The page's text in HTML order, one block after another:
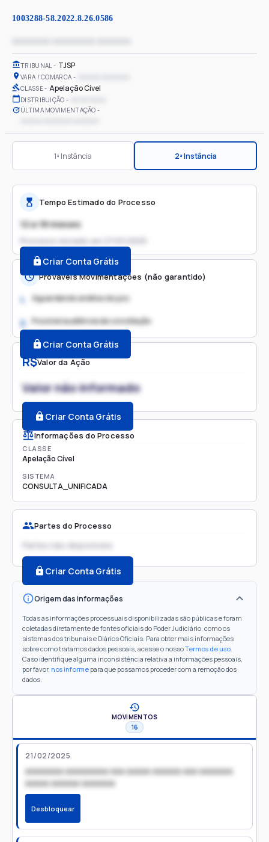
1003288-58.2022.8.26.0586
TRIBUNAL TJSP
VARA / COMARCA
CLASSE Apelação Cível
DISTRIBUIÇÃO
ÚLTIMA MOVIMENTAÇÃO
1ª Instância 2ª Instância
R$Valor da Ação
Valor não informado
Criar Conta Grátis
Informações do Processo
CLASSE
Apelação Cível
SISTEMA
CONSULTA_UNIFICADA
Partes do Processo
Partes não disponíveis
Criar Conta Grátis
Origem das informações
Todas as informações processuais disponibilizadas são públicas e foram
coletadas diretamente de fontes oficiais do Poder Judiciário, como os
sistemas dos tribunais e Diários Oficiais. Para obter mais informações
sobre como tratamos dados pessoais, acesse o nossoTermos de uso.
Caso identifique alguma inconsistência relativa a informações pessoais,
por favor, nos informe para que possamos proceder com a remoção dos
dados.
Tempo Estimado do Processo
12 a 18 meses
Processo iniciado em
Criar Conta Grátis
Prováveis Movimentações (não garantido)
1. Aguardando análise do juiz
2. Possível audiência de conciliação
Criar Conta Grátis
MOVIMENTOS
16
21/02/2025
xxxxxxxx xxxxxxxxx xxx xxxxx xxxxxx xxx xxxxxxx
xxxxx xxxxxx xxxxxxx
Desbloquear